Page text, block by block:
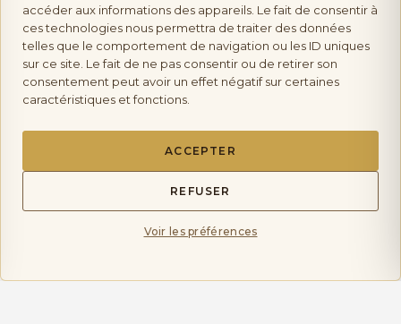
accéder aux informations des appareils. Le fait de consentir à
ces technologies nous permettra de traiter des données
telles que le comportement de navigation ou les ID uniques
sur ce site. Le fait de ne pas consentir ou de retirer son
consentement peut avoir un effet négatif sur certaines
caractéristiques et fonctions.
ACCEPTER
REFUSER
Voir les préférences
santé, à consommer avec modération. Vente interdite aux mineurs.
Les Saveurs de Provence
Provence | tous droits réservés.
Mentions Légales